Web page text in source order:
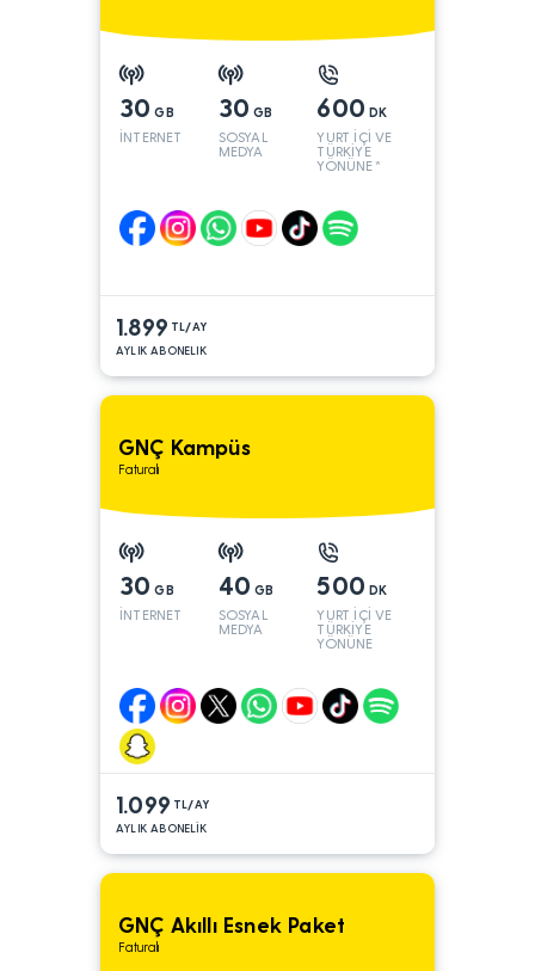
30 GB
İNTERNET
30 GB
SOSYAL
MEDYA
600 DK
YURT İÇİ VE
TÜRKİYE
YÖNÜNE*
1.899 TL/AY
AYLIK ABONELIK
GNÇ Kampüs
Faturalı
30 GB
İNTERNET
40 GB
SOSYAL
MEDYA
500 DK
YURT İÇİ VE
TÜRKİYE
YÖNÜNE
1.099 TL/AY
AYLIK ABONELİK
GNÇ Akıllı Esnek Paket
Faturalı